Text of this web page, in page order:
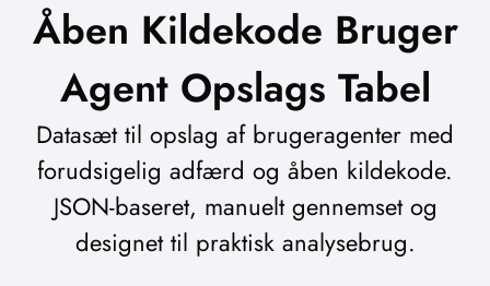
Åben Kildekode Bruger
Agent Opslags Tabel
Datasæt til opslag af brugeragenter med
forudsigelig adfærd og åben kildekode.
JSON-baseret, manuelt gennemset og
designet til praktisk analysebrug.